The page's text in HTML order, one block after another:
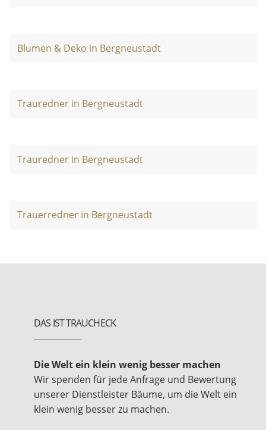
Blumen & Deko in Bergneustadt
Trauredner in Bergneustadt
Trauredner in Bergneustadt
Trauerredner in Bergneustadt
DAS IST TRAUCHECK
Die Welt ein klein wenig besser machen
Wir spenden für jede Anfrage und Bewertung
unserer Dienstleister Bäume, um die Welt ein
klein wenig besser zu machen.